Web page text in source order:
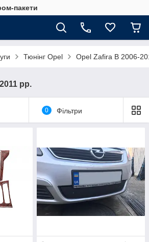
пакети
Тюнінг Opel Opel Zafira B 2006-
рр.
0 Фільтри